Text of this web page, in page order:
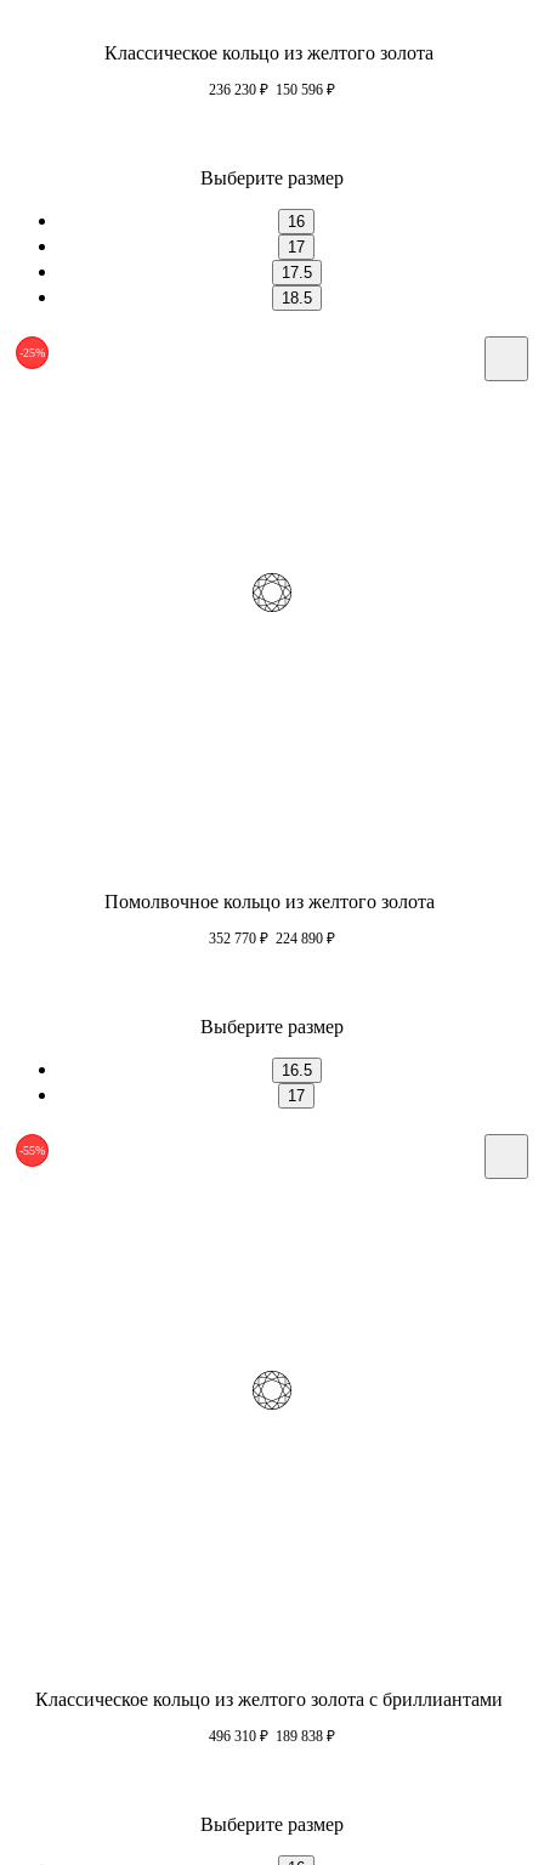
Классическое кольцо из желтого золота
236 230 ₽ 150 596 ₽
Выберите размер
16
17
17.5
18.5
-25%
Помолвочное кольцо из желтого золота
352 770 ₽ 224 890 ₽
Выберите размер
16.5
17
-55%
Классическое кольцо из желтого золота с бриллиантами
496 310 ₽ 189 838 ₽
Выберите размер